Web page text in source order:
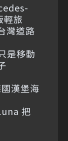
輕旅
灣道路
是移動
漢堡海
把